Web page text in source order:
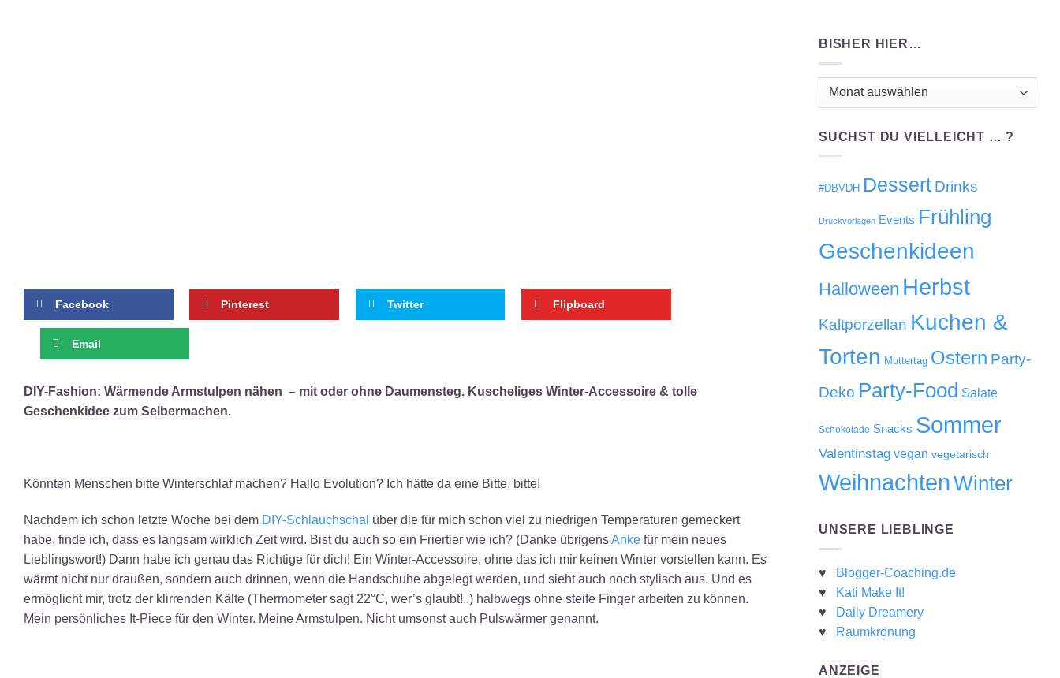
Facebook Pinterest Twitter Flipboard
Email
DIY-Fashion: Wärmende Armstulpen nähen – mit oder ohne Daumensteg. Kuscheliges Winter-Accessoire & tolle
Geschenkidee zum Selbermachen.
Könnten Menschen bitte Winterschlaf machen? Hallo Evolution? Ich hätte da eine Bitte, bitte!
Nachdem ich schon letzte Woche bei dem DIY-Schlauchschal über die für mich schon viel zu niedrigen Temperaturen gemeckert
habe, finde ich, dass es langsam wirklich Zeit wird. Bist du auch so ein Friertier wie ich? (Danke übrigensAnke für mein neues
Lieblingswort!) Dann habe ich genau das Richtige für dich! Ein Winter-Accessoire, ohne das ich mir keinen Winter vorstellen kann. Es
wärmt nicht nur draußen, sondern auch drinnen, wenn die Handschuhe abgelegt werden, und sieht auch noch stylisch aus. Und es
ermöglicht mir, trotz der klirrenden Kälte (Thermometer sagt 22°C, wer’s glaubt!..) halbwegs ohne steife Finger arbeiten zu können.
Mein persönliches It-Piece für den Winter. Meine Armstulpen. Nicht umsonst auch Pulswärmer genannt.
BISHER HIER…
Bisher
SUCHST DU VIELLEICHT … ?
#DBVDH Dessert Drinks
Druckvorlagen Events Frühling
Geschenkideen
Halloween Herbst
Kaltporzellan Kuchen &
Torten Muttertag Ostern Party-
Deko Party-Food Salate
Schokolade Snacks Sommer
Valentinstag vegan vegetarisch
WeihnachtenWinter
UNSERE LIEBLINGE
♥
Blogger-Coaching.de
♥
Kati Make It!
♥
Daily Dreamery
♥
Raumkrönung
ANZEIGE